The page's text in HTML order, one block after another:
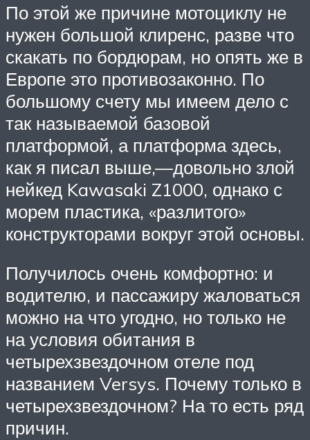
По этой же причине мотоциклу не
нужен большой клиренс, разве что
скакать по бордюрам, но опять же в
Европе это противозаконно. По
большому счету мы имеем дело с
так называемой базовой
платформой, а платформа здесь,
как я писал выше,—довольно злой
нейкед Kawasaki Z1000, однако с
морем пластика, «разлитого»
конструкторами вокруг этой основы.
Получилось очень комфортно: и
водителю, и пассажиру жаловаться
можно на что угодно, но только не
на условия обитания в
четырехзвездочном отеле под
названием Versys. Почему только в
четырехзвездочном? На то есть ряд
причин.